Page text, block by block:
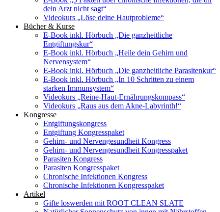
dein Arzt nicht sagt“
Videokurs „Löse deine Hautprobleme“
Bücher & Kurse
E-Book inkl. Hörbuch „Die ganzheitliche
Entgiftungskur“
E-Book inkl. Hörbuch „Heile dein Gehirn und
Nervensystem“
E-Book inkl. Hörbuch „Die ganzheitliche Parasitenkur“
E-Book inkl. Hörbuch „In 10 Schritten zu einem
starken Immunsystem“
Videokurs „Reine-Haut-Ernährungskompass“
Videokurs „Raus aus dem Akne-Labyrinth!“
Kongresse
Entgiftungskongress
Entgiftung Kongresspaket
Gehirn- und Nervengesundheit Kongress
Gehirn- und Nervengesundheit Kongresspaket
Parasiten Kongress
Parasiten Kongresspaket
Chronische Infektionen Kongress
Chronische Infektionen Kongresspaket
Artikel
Gifte loswerden mit ROOT CLEAN SLATE